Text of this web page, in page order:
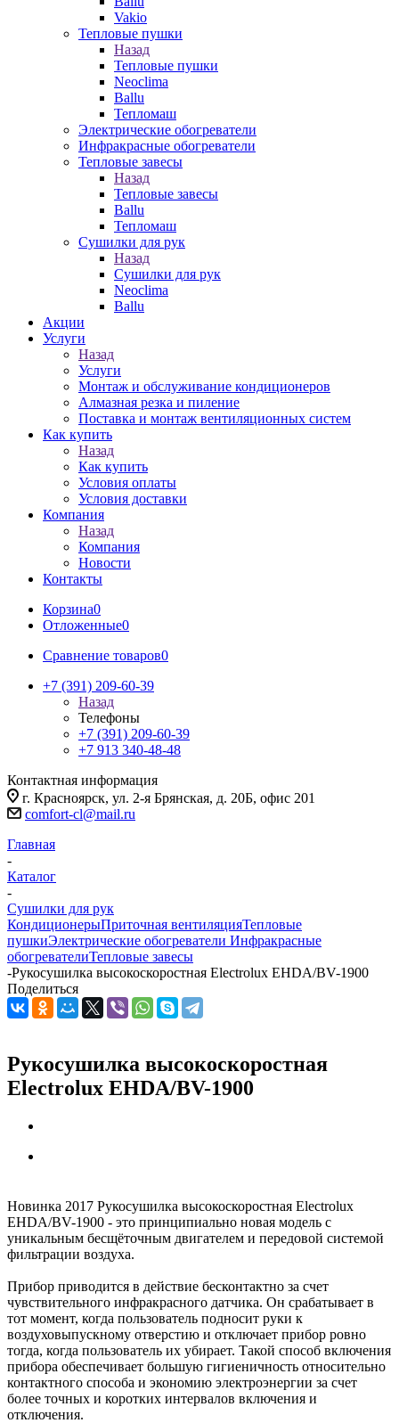
Vakio
Тепловые пушки
Назад
Тепловые пушки
Neoclima
Ballu
Тепломаш
Электрические обогреватели
Инфракрасные обогреватели
Тепловые завесы
Назад
Тепловые завесы
Ballu
Тепломаш
Сушилки для рук
Назад
Сушилки для рук
Neoclima
Ballu
Акции
Услуги
Назад
Услуги
Монтаж и обслуживание кондиционеров
Алмазная резка и пиление
Поставка и монтаж вентиляционных систем
Как купить
Назад
Как купить
Условия оплаты
Условия доставки
Компания
Назад
Компания
Новости
Контакты
Корзина0
Отложенные0
Сравнение товаров0
+7 (391) 209-60-39
Назад
Телефоны
+7 (391) 209-60-39
+7 913 340-48-48
Контактная информация
г. Красноярск, ул. 2-я Брянская, д. 20Б, офис 201
comfort-cl@mail.ru
Главная
-
Каталог
-
Сушилки для рук
КондиционерыПриточная вентиляцияТепловые
пушкиЭлектрические обогреватели Инфракрасные
обогревателиТепловые завесы
-Рукосушилка высокоскоростная Electrolux EHDA/BV-1900
Поделиться
Рукосушилка высокоскоростная
Electrolux EHDA/BV-1900
Новинка 2017 Рукосушилка высокоскоростная Electrolux
EHDA/BV-1900 - это принципиально новая модель с
уникальным бесщёточным двигателем и передовой системой
фильтрации воздуха.
Прибор приводится в действие бесконтактно за счет
чувствительного инфракрасного датчика. Он срабатывает в
тот момент, когда пользователь подносит руки к
воздуховыпускному отверстию и отключает прибор ровно
тогда, когда пользователь их убирает. Такой способ включения
прибора обеспечивает большую гигиеничность относительно
контактного способа и экономию электроэнергии за счет
более точных и коротких интервалов включения и
отключения.